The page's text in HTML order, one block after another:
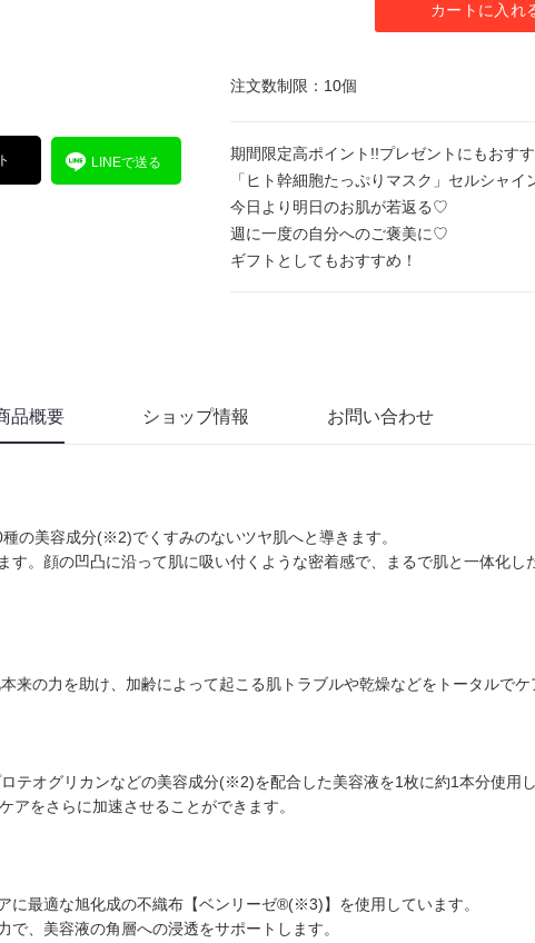
LINEで送る
カートに入れ
注文数制限：10個
期間限定高ポイント!!プレゼントにもおす
「ヒト幹細胞たっぷりマスク」セルシャ
今日より明日のお肌が若返る♡
週に一度の自分へのご褒美に♡
ギフトとしてもおすすめ！
品概要 ショップ情報 お問い合わせ
の美容成分(※2)でくすみのないツヤ肌へと導きます。
。顔の凹凸に沿って肌に吸い付くような密着感で、まるで肌と一体化し
の力を助け、加齢によって起こる肌トラブルや乾燥などをトータルでケ
テオグリカンなどの美容成分(※2)を配合した美容液を1枚に約1本分使用し
アをさらに加速させることができます。
に最適な旭化成の不織布【ベンリーゼ®(※3)】を使用しています。
、美容液の角層への浸透をサポートします。